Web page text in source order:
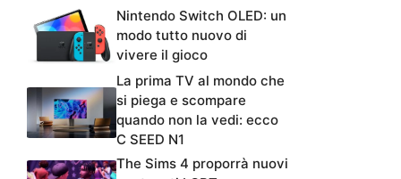
Nintendo Switch OLED: un
modo tutto nuovo di
vivere il gioco
La prima TV al mondo che
si piega e scompare
quando non la vedi: ecco
C SEED N1
The Sims 4 proporrà nuovi